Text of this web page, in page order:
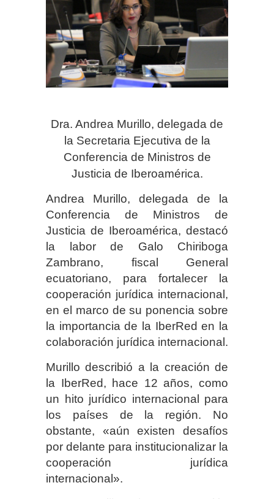
Dra. Andrea Murillo, delegada de
la Secretaria Ejecutiva de la
Conferencia de Ministros de
Justicia de Iberoamérica.
Andrea Murillo, delegada de la
Conferencia de Ministros de
Justicia de Iberoamérica, destacó
la labor de Galo Chiriboga
Zambrano, fiscal General
ecuatoriano, para fortalecer la
cooperación jurídica internacional,
en el marco de su ponencia sobre
la importancia de la IberRed en la
colaboración jurídica internacional.
Murillo describió a la creación de
la IberRed, hace 12 años, como
un hito jurídico internacional para
los países de la región. No
obstante, «aún existen desafíos
por delante para institucionalizar la
cooperación jurídica
internacional».